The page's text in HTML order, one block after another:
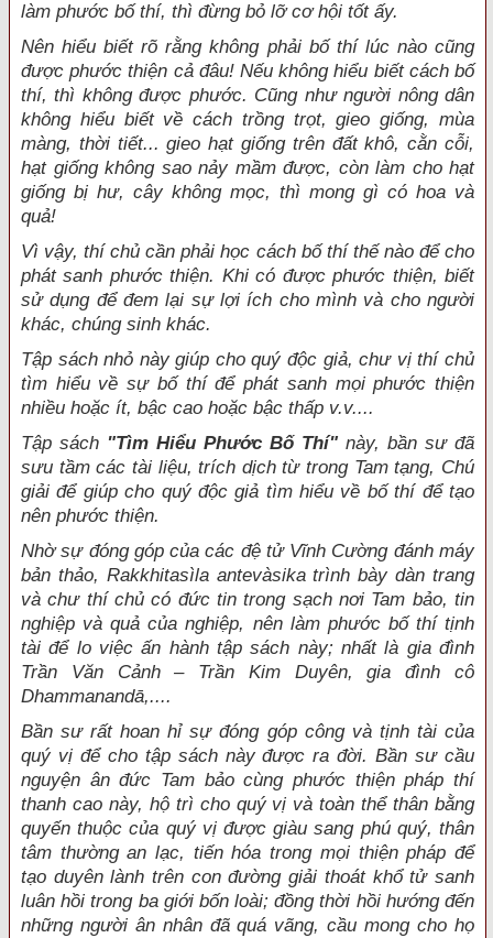
làm phước bố thí, thì đừng bỏ lỡ cơ hội tốt ấy.
Nên hiểu biết rõ rằng không phải bố thí lúc nào cũng
được phước thiện cả đâu! Nếu không hiểu biết cách bố
thí, thì không được phước. Cũng như người nông dân
không hiểu biết về cách trồng trọt, gieo giống, mùa
màng, thời tiết... gieo hạt giống trên đất khô, cằn cỗi,
hạt giống không sao nảy mầm được, còn làm cho hạt
giống bị hư, cây không mọc, thì mong gì có hoa và
quả!
Vì vậy, thí chủ cần phải học cách bố thí thế nào để cho
phát sanh phước thiện. Khi có được phước thiện, biết
sử dụng để đem lại sự lợi ích cho mình và cho người
khác, chúng sinh khác.
Tập sách nhỏ này giúp cho quý độc giả, chư vị thí chủ
tìm hiểu về sự bố thí để phát sanh mọi phước thiện
nhiều hoặc ít, bậc cao hoặc bậc thấp v.v....
Tập sách "Tìm Hiểu Phước Bố Thí" này, bần sư đã
sưu tầm các tài liệu, trích dịch từ trong Tam tạng, Chú
giải để giúp cho quý độc giả tìm hiểu về bố thí để tạo
nên phước thiện.
Nhờ sự đóng góp của các đệ tử Vĩnh Cường đánh máy
bản thảo, Rakkhitasìla antevàsika trình bày dàn trang
và chư thí chủ có đức tin trong sạch nơi Tam bảo, tin
nghiệp và quả của nghiệp, nên làm phước bố thí tịnh
tài để lo việc ấn hành tập sách này; nhất là gia đình
Trần Văn Cảnh – Trần Kim Duyên, gia đình cô
Dhammanandā,....
Bần sư rất hoan hỉ sự đóng góp công và tịnh tài của
quý vị để cho tập sách này được ra đời. Bần sư cầu
nguyện ân đức Tam bảo cùng phước thiện pháp thí
thanh cao này, hộ trì cho quý vị và toàn thể thân bằng
quyến thuộc của quý vị được giàu sang phú quý, thân
tâm thường an lạc, tiến hóa trong mọi thiện pháp để
tạo duyên lành trên con đường giải thoát khổ tử sanh
luân hồi trong ba giới bốn loài; đồng thời hồi hướng đến
những người ân nhân đã quá vãng, cầu mong cho họ